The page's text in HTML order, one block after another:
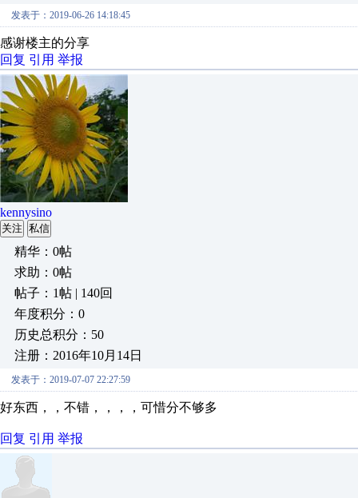
发表于：2019-06-26 14:18:45
感谢楼主的分享
回复 引用 举报
kennysino
关注 私信
精华：0帖
求助：0帖
帖子：1帖 | 140回
年度积分：0
历史总积分：50
注册：2016年10月14日
发表于：2019-07-07 22:27:59
好东西，，不错，，，，可惜分不够多
回复 引用 举报